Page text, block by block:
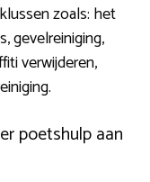
zoals: het
gevelreiniging,
verwijderen,
poetshulp aan